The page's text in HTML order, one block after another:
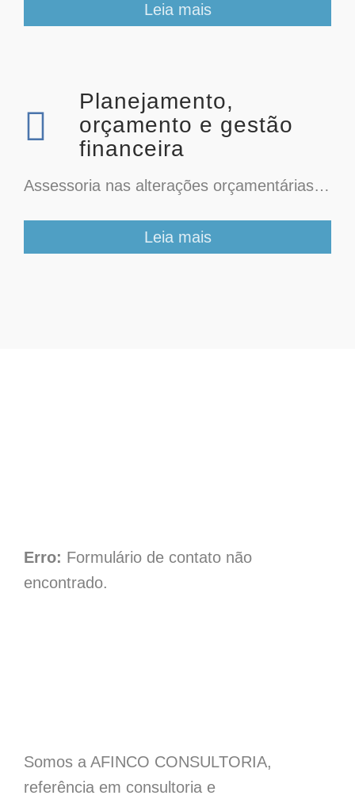
Leia mais
Planejamento,
orçamento e gestão
financeira
Assessoria nas alterações orçamentárias…
Leia mais
Erro: Formulário de contato não
encontrado.
Somos a AFINCO CONSULTORIA,
referência em consultoria e